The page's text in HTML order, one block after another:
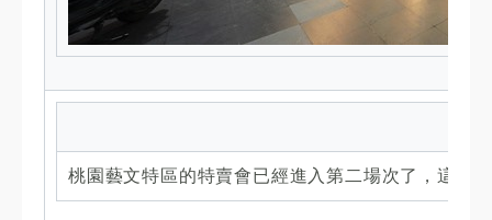
桃園藝文特區的特賣會已經進入第二場次了，這次